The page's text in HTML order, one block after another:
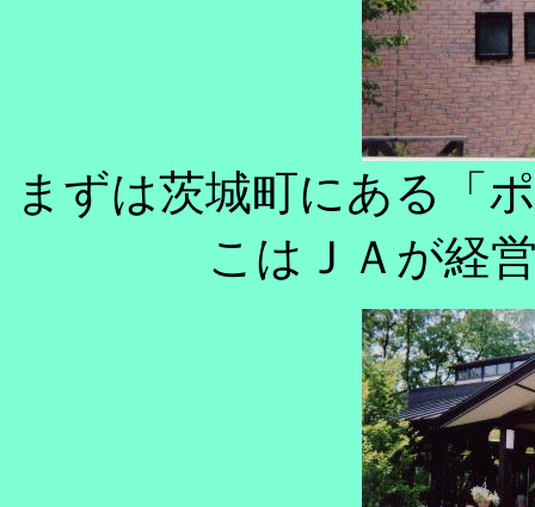
まずは茨城町にある「
こはＪＡが経